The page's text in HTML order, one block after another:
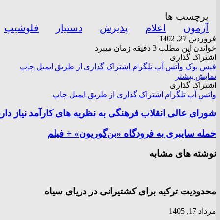
برچسب ها
آزمون
اعلام پذیرش دستیار فلوشیپ
فروردین 27, 1402
خواندن این مطلب 3 دقیقه زمان میبرد
اشتراک گذاری
فیس بوک واتس آپ تلگرام اشتراک گذاری از طریق ایمیل چاپ
نمایش بیشتر
اشتراک گذاری
واتس آپ تلگرام اشتراک گذاری از طریق ایمیل چاپ
شورای عالی انقلاب فرهنگی به نظریه های کارآمد نیاز
حمله سایبری به فرودگاه «بن‌گوریون» + فیلم
نوشته های مشابه
محدودیت ترکیه برای کشتیرانی در دریای سیاه
مرداد 17, 1405